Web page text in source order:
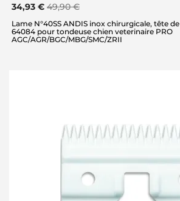
34,93 € 49,90 €
Lame N°40SS ANDIS inox chirurgicale, tête
64084 pour tondeuse chien veterinaire PRO
AGC/AGR/BGC/MBG/SMC/ZRII